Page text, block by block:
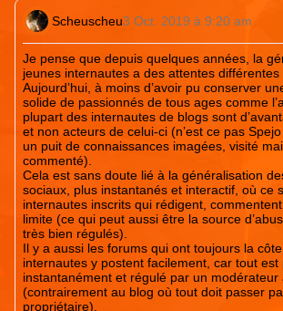
Scheuscheu3 Oct. 2019 à 9:20 am
Je pense que depuis quelques années, la
jeunes internautes a des attentes différentes
Aujourd’hui, à moins d’avoir pu conserver
solide de passionnés de tous ages comme
plupart des internautes de blogs sont
et non acteurs de celui-ci (n’est ce pas
un puit de connaissances imagées, visité
commenté).
Cela est sans doute lié à la généralisation
sociaux, plus instantanés et interactif, où ce
internautes inscrits qui rédigent,
limite (ce qui peut aussi être la source
très bien régulés).
Il y a aussi les forums qui ont toujours la
internautes y postent facilement, car tout est
instantanément et régulé par un modérateur
(contrairement au blog où tout doit passer
propriétaire).